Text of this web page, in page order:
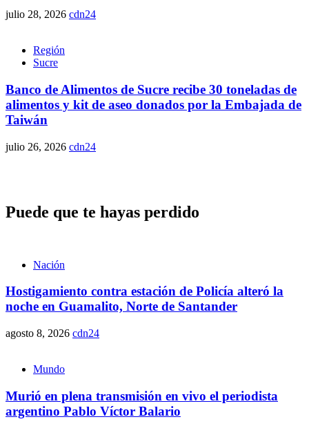
julio 28, 2026 cdn24
Región
Sucre
Banco de Alimentos de Sucre recibe 30 toneladas de
alimentos y kit de aseo donados por la Embajada de
Taiwán
julio 26, 2026 cdn24
Puede que te hayas perdido
Nación
Hostigamiento contra estación de Policía alteró la
noche en Guamalito, Norte de Santander
agosto 8, 2026 cdn24
Mundo
Murió en plena transmisión en vivo el periodista
argentino Pablo Víctor Balario